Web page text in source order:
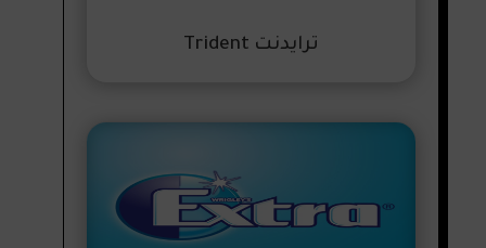
ترايدنت Trident